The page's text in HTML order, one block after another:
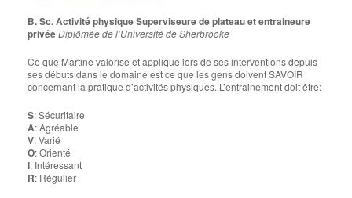
B. Sc. Activité physique Superviseure de plateau et entraineure
privéeDiplômée de l’Université de Sherbrooke
Ce que Martine valorise et applique lors de ses interventions depuis
ses débuts dans le domaine est ce que les gens doivent SAVOIR
concernant la pratique d’activités physiques. L’entrainement doit être:
S: Sécuritaire
A: Agréable
V: Varié
O: Orienté
I: Intéressant
R: Régulier